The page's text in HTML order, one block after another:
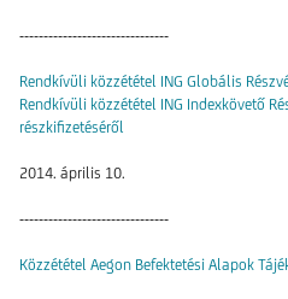
-------------------------------
Rendkívüli közzététel ING Globális
Rendkívüli közzététel ING Indexkövető
részkifizetéséről
2014. április 10.
-------------------------------
Közzététel Aegon Befektetési Alapok